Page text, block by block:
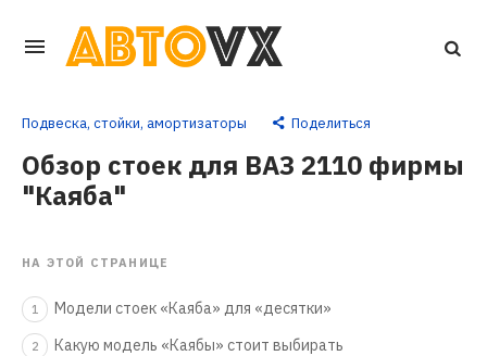
Перейти
контенту
Подвеска, стойки, амортизаторы Поделиться
Обзор стоек для ВАЗ 2110 фирмы
"Каяба"
НА ЭТОЙ СТРАНИЦЕ
1 Модели стоек «Каяба» для «десятки»
2 Какую модель «Каябы» стоит выбирать